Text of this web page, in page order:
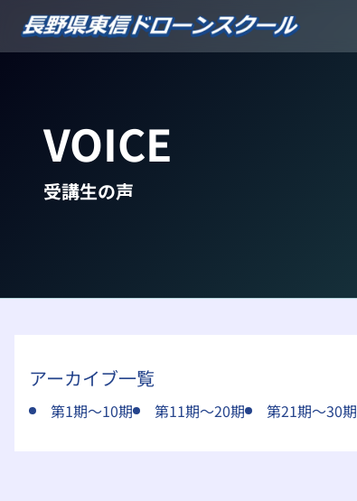
を
VOICE
受講生の声
アーカイブ一覧
第1期～10期 第11期～20期 第21期～30期